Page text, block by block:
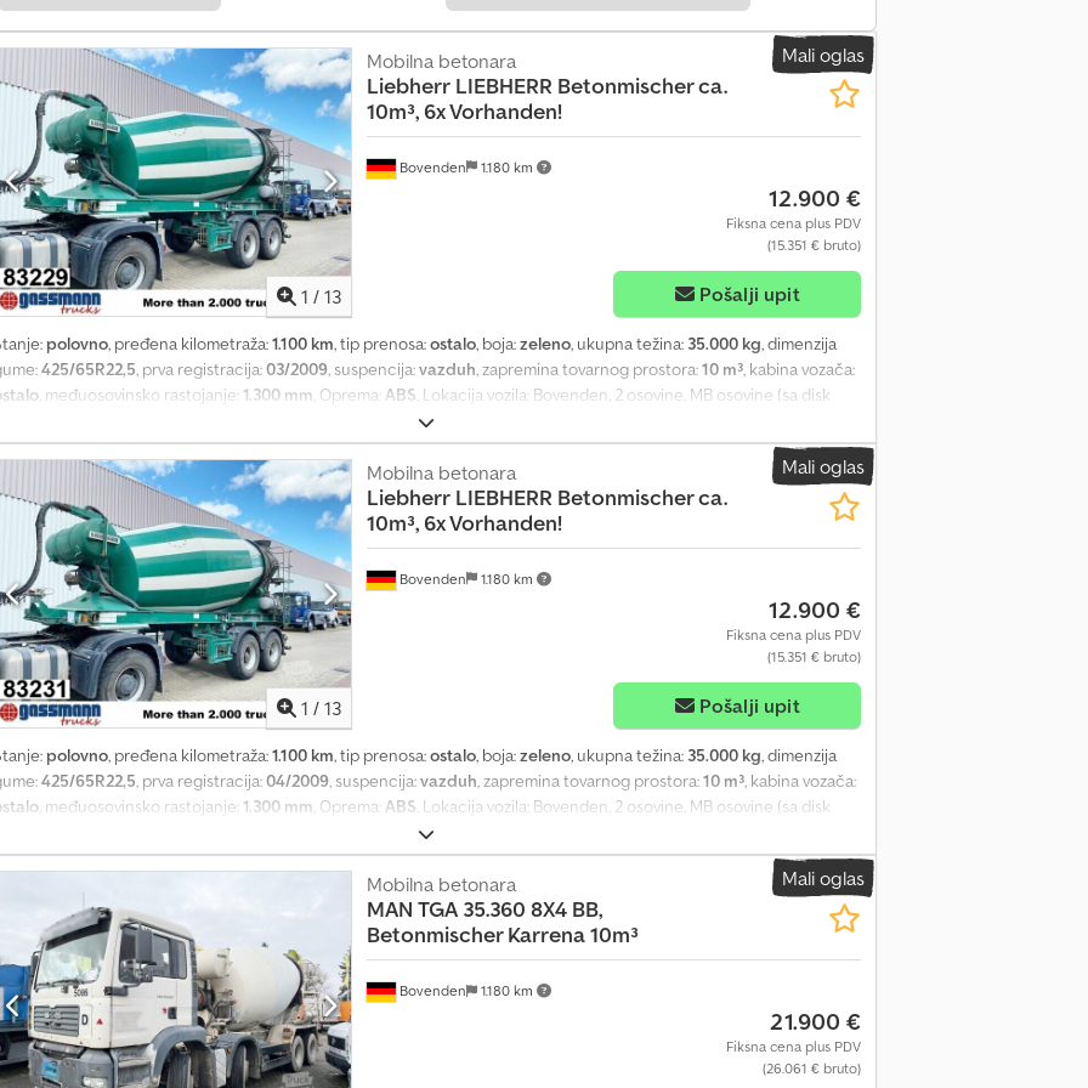
Mali oglas
1 / 13
Bovenden 1.180 km
Mobilna betonara
Liebherr LIEBHERR Betonmischer ca.
10m³, 6x Vorhanden!
12.900 €
Fiksna cena plus PDV
(15.351 € bruto)
Pošalji upit
polovno, pređena kilometraža:1.100 km, tip prenosa:ostalo, boja:zeleno, ukupna težina: 35.000 kg, dimenzija
425/65R22,5, prva registracija:03/2009, suspencija:vazduh, zapremina tovarnog prostora:10 m³, kabina vozača:
, međuosovinsko rastojanje:1.300 mm, Oprema: ABS, Lokacija vozila: Bovenden, 2 osovine, MB osovine (sa disk
kočnicama), vazdušno ogibljenje, ABS (antiblok sistem), bočna zaštita od podvlačenja, bočna aluminijumska zaštita od
Međuosovinsko rastojanje: 1300 mm Nadogradnja: LIEBHERR mešalica za beton cca 10m³. Može biti prepravljena
uz doplatu sa zasebnim motorom (Deutz ili druge marke)! Dcsdpfx Aji Rlc Usfmek Odgovarajuća hidraulika za motorni
na vučnom vozilu dostupna uz doplatu od 3.900,00 € neto! 6 kom. godište 2009. sa 10m³, 2 kom. godište 2011. sa
12m³, 3 kom. godište 2012. sa 12m³! PODACI O OPREMI BEZ GARANCIJE, zadržavamo pravo na izmene, međuprodaju i
greške!
Mali oglas
1 / 13
Bovenden 1.180 km
Mobilna betonara
Liebherr LIEBHERR Betonmischer ca.
10m³, 6x Vorhanden!
12.900 €
Fiksna cena plus PDV
(15.351 € bruto)
Pošalji upit
polovno, pređena kilometraža:1.100 km, tip prenosa:ostalo, boja:zeleno, ukupna težina: 35.000 kg, dimenzija
425/65R22,5, prva registracija:04/2009, suspencija:vazduh, zapremina tovarnog prostora:10 m³, kabina vozača:
, međuosovinsko rastojanje:1.300 mm, Oprema: ABS, Lokacija vozila: Bovenden, 2 osovine, MB osovine (sa disk
kočnicama), vazdušno ogibljenje, ABS (antiblokirajući sistem), zaštita u obliku slova U, bočna aluminijumska zaštita od
Dsdpfx Aovy A Ifsfmjck Međuosovinsko rastojanje: 1300 mm Nadgradnja: LIEBHERR mešalica za beton, oko 10
m³/ARHIVSKE SLIKE! Po želji, uz dodatnu doplatu, može biti prepravljena na poseban motor (Deutz ili druge marke)!
Odgovarajuća hidraulika za pokretanje motora sa vučnog vozila dostupna uz doplatu od 3.900,00 € neto! 6 kom.
godište 2009 sa 10 m³, 2 kom. godište 2011 sa 12 m³, 3 kom. godište 2012 sa 12 m³! Podaci o dodatnoj opremi su bez
zadržavamo pravo na promene, prodaju u međuvremenu i moguće greške!
Mali oglas
Bovenden 1.180 km
Mobilna betonara
MAN TGA 35.360 8X4 BB,
Betonmischer Karrena 10m³
21.900 €
Fiksna cena plus PDV
(26.061 € bruto)